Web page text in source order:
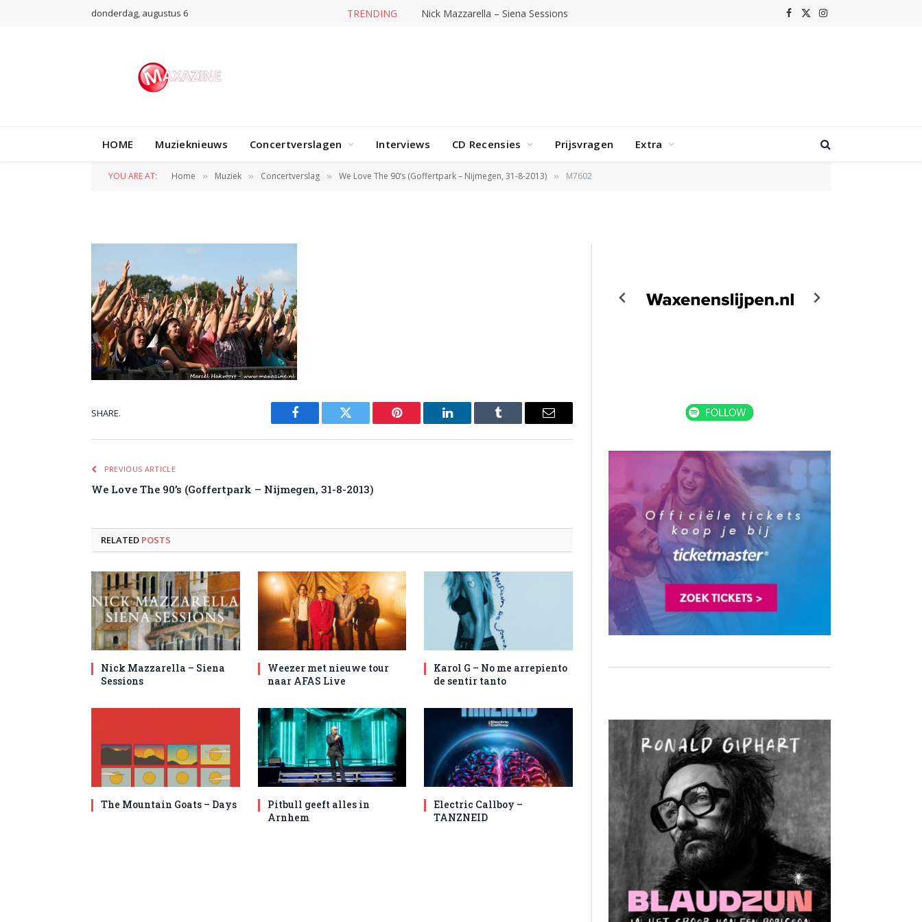
donderdag, augustus 6 TRENDING Nick Mazzarella – Siena Sessions Facebook
X
Instagram
HOME Muzieknieuws Concertverslagen Interviews CD Recensies Prijsvragen Extra
YOU ARE AT: Home » Muziek » Concertverslag » We Love The 90’s (Goffertpark – Nijmegen, 31-8-2013) » M7602
M7602
SHARE.
Facebook Twitter Pinterest LinkedIn Tumblr Email
PREVIOUS ARTICLE
We Love The 90’s (Goffertpark – Nijmegen, 31-8-2013)
RELATED POSTS
Nick Mazzarella – Siena
Sessions
Weezer met nieuwe tour
naar AFAS Live
Karol G – No me arrepiento
de sentir tanto
The Mountain Goats – Days
Pitbull geeft alles in
Arnhem
Electric Callboy –
TANZNEID